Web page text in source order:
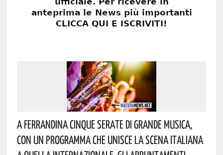
A Ferrandina Cinque Serate Di Grande Musica,
Con Un Programma Che Unisce La Scena Italiana